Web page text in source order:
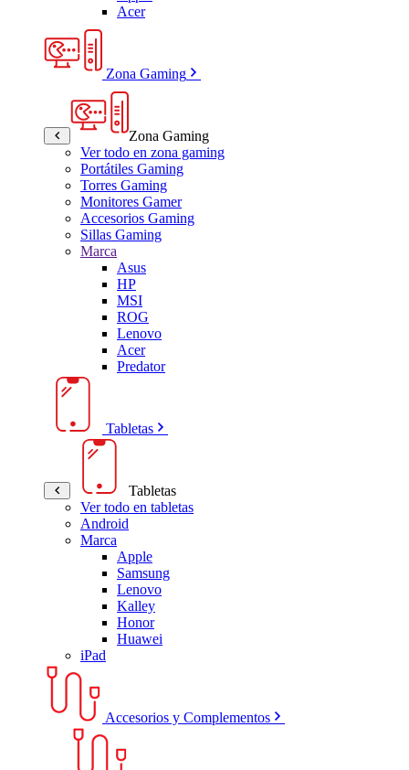
Acer
Zona Gaming
Zona Gaming
Ver todo en zona gaming
Portátiles Gaming
Torres Gaming
Monitores Gamer
Accesorios Gaming
Sillas Gaming
Marca
Asus
HP
MSI
ROG
Lenovo
Acer
Predator
Tabletas
Tabletas
Ver todo en tabletas
Android
Marca
Apple
Samsung
Lenovo
Kalley
Honor
Huawei
iPad
Accesorios y Complementos